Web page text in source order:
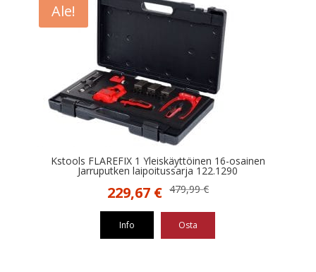
Ale!
Kstools FLAREFIX 1 Yleiskäyttöinen 16-osainen
Jarruputken laipoitussarja 122.1290
479,99€
Alkuperäinen
479,99 €.
229,67 €Nykyinen
229,67 €.
Info Osta